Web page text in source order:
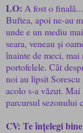
LO: A fost o
Buftea, apoi ne-au
unde e un mediu
seara, veneau și
înainte de meci,
portofelele. Cât
noi au lipsit
acolo s-a văzut.
parcursul sezonului
CV: Te înțelegi